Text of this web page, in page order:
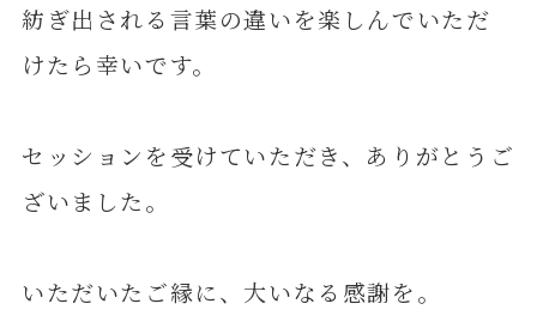
紡ぎ出される言葉の違いを楽しんでいただ
けたら幸いです。
セッションを受けていただき、ありがとうご
ざいました。
いただいたご縁に、大いなる感謝を。